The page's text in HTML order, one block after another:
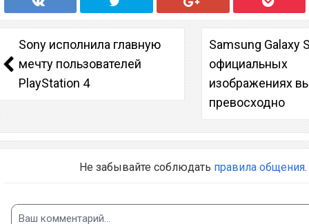
Sony исполнила главную
мечту пользователей
PlayStation 4
Samsung Galaxy
официальных
изображениях
превосходно
Не забывайте соблюдать правила общения.